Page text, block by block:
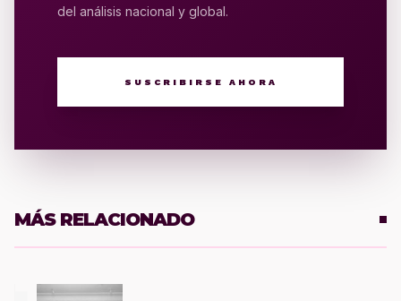
del análisis nacional y global.
SUSCRIBIRSE AHORA
MÁS RELACIONADO